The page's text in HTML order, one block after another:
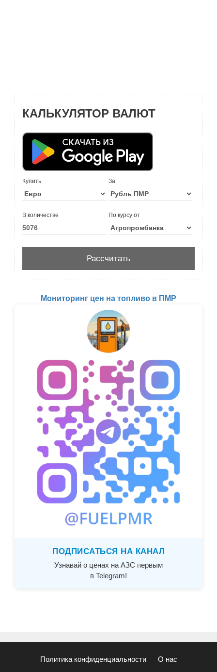
КАЛЬКУЛЯТОР ВАЛЮТ
Купить За
В количестве По курсу от
Мониторинг цен на топливо в ПМР
ПОДПИСАТЬСЯ НА КАНАЛ
Узнавай о ценах на АЗС первым
в Telegram!
Политика конфиденциальности О нас